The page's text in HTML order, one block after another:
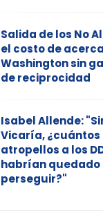
Salida de los No
el costo de
Washington sin
de reciprocidad
Isabel Allende:
Vicaría, ¿cuántos
atropellos a los
habrían quedado
perseguir?"